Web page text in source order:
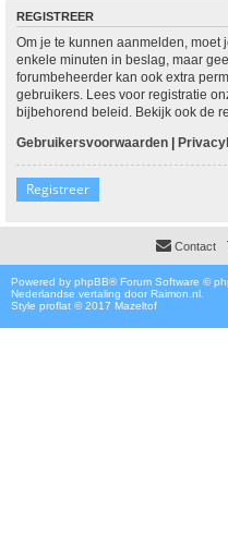
REGISTREER
Om je te kunnen aanmelden, moet
enkele minuten in beslag, maar
forumbeheerder kan ook extra
gebruikers. Lees voor registratie
bijbehorend beleid. Bekijk ook de
Gebruikersvoorwaarden |
Registreer
Contact
Powered by phpBB® Forum Software ©
Nederlandse vertaling door Raimon.nl
Style proflat © 2017 Mazeltof